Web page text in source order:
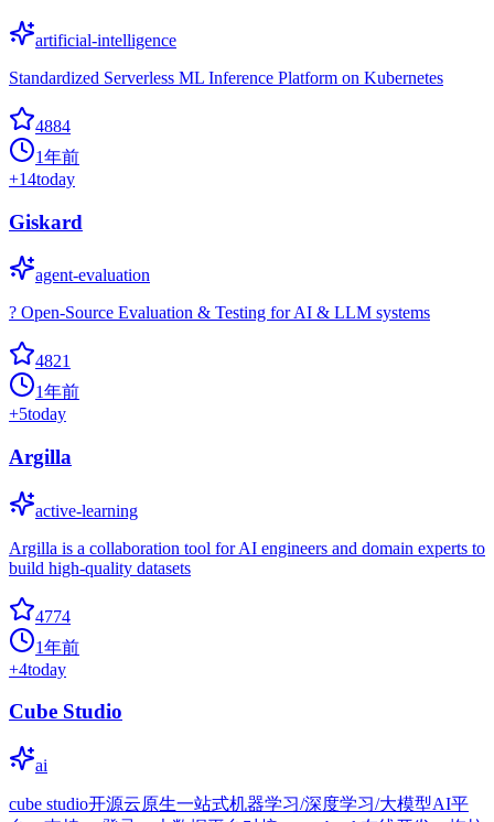
artificial-intelligence
Standardized Serverless ML Inference Platform on Kubernetes
4884
1年前
+14today
Giskard
agent-evaluation
? Open-Source Evaluation & Testing for AI & LLM systems
4821
1年前
+5today
Argilla
active-learning
Argilla is a collaboration tool for AI engineers and domain experts to
build high-quality datasets
4774
1年前
+4today
Cube Studio
ai
cube studio开源云原生一站式机器学习/深度学习/大模型AI平